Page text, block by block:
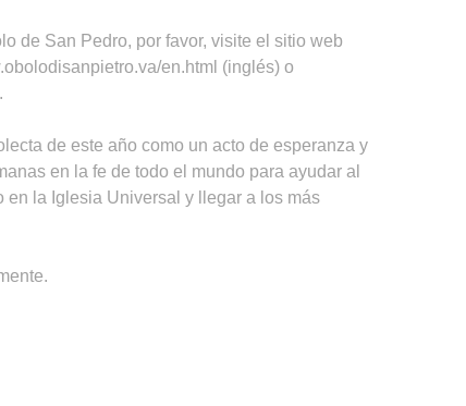
de San Pedro, por favor, visite el sitio web
en.html (inglés) o
de este año como un acto de esperanza y
en la fe de todo el mundo para ayudar al
en la Iglesia Universal y llegar a los más